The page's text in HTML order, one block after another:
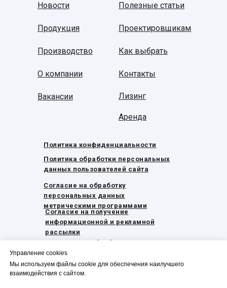
Управление cookies
Мы используем файлы cookie для обеспечения наилучшего
взаимодействия с сайтом.
Продукция
Производство
О компании
Проектировщикам
Как выбрать
Контакты
Лизинг
Аренда
Новости Полезные статьи
Вакансии
Согласие на обработку
персональных данных
Согласие на получение
информационной и рекламной
рассылки
Охрана труда
Согласие на обработку
персональных данных
метрическими программами
Политика обработки персональных
данных пользователей сайта
Политика конфиденциальности